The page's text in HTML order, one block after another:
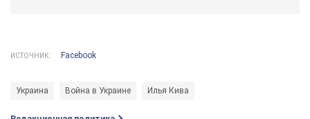
ИСТОЧНИК: Facebook
Украина Война в Украине Илья Кива